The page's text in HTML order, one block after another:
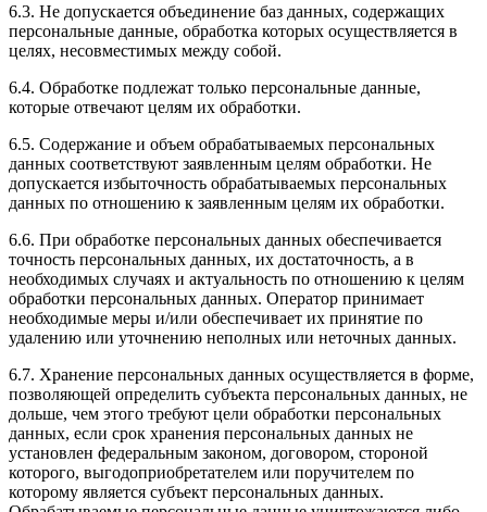
6.3. Не допускается объединение баз данных, содержащих
персональные данные, обработка которых осуществляется в
целях, несовместимых между собой.
6.4. Обработке подлежат только персональные данные,
которые отвечают целям их обработки.
6.5. Содержание и объем обрабатываемых персональных
данных соответствуют заявленным целям обработки. Не
допускается избыточность обрабатываемых персональных
данных по отношению к заявленным целям их обработки.
6.6. При обработке персональных данных обеспечивается
точность персональных данных, их достаточность, а в
необходимых случаях и актуальность по отношению к целям
обработки персональных данных. Оператор принимает
необходимые меры и/или обеспечивает их принятие по
удалению или уточнению неполных или неточных данных.
6.7. Хранение персональных данных осуществляется в форме,
позволяющей определить субъекта персональных данных, не
дольше, чем этого требуют цели обработки персональных
данных, если срок хранения персональных данных не
установлен федеральным законом, договором, стороной
которого, выгодоприобретателем или поручителем по
которому является субъект персональных данных.